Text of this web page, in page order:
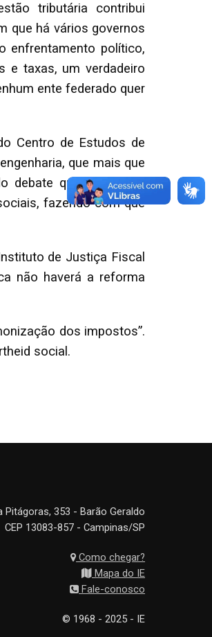
tributária contribui
que há vários governos
enfrentamento político,
e taxas, um verdadeiro
ente federado quer
Centro de Estudos de
que mais que
debate que explicite e
fazendo com que
de Justiça Fiscal
não haverá a reforma
dos impostos”.
social.
Pitágoras, 353 - Barão Geraldo
CEP 13083-857 - Campinas/SP
Como chegar?
Mapa do IE
Fale-conosco
© 1968 - 2025 - IE